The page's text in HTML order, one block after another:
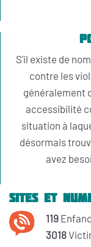
S'il existe de
contre les
généralement
accessibilité
situation à
désormais
avez
Sites et
119
3018